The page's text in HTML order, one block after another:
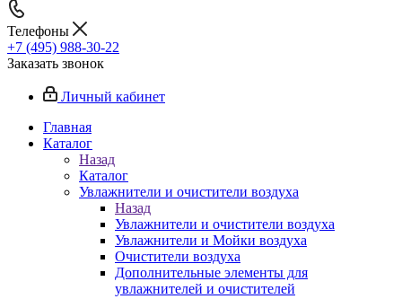
Телефоны
+7 (495) 988-30-22
Заказать звонок
Личный кабинет
Главная
Каталог
Назад
Каталог
Увлажнители и очистители воздуха
Назад
Увлажнители и очистители воздуха
Увлажнители и Мойки воздуха
Очистители воздуха
Дополнительные элементы для
увлажнителей и очистителей